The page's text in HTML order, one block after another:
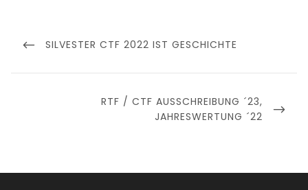
PREVIOUS
SILVESTER CTF 2022 IST GESCHICHTE
NEXT
RTF / CTF AUSSCHREIBUNG ´23,
JAHRESWERTUNG ´22